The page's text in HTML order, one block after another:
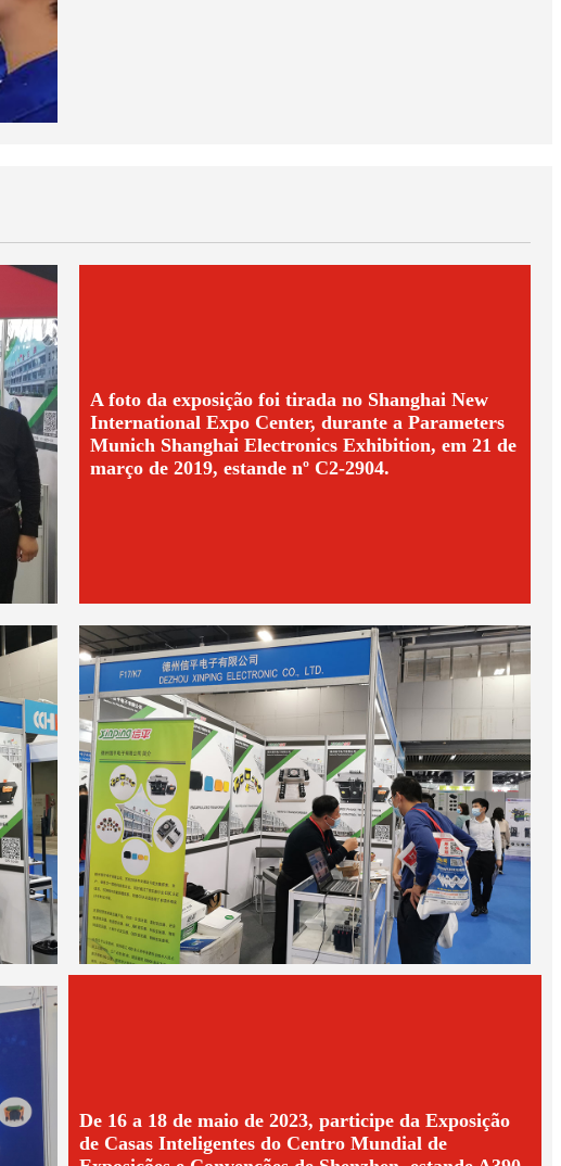
A foto da exposição foi tirada no Shanghai New
International Expo Center, durante a Parameters
Munich Shanghai Electronics Exhibition, em 21 de
março de 2019, estande nº C2-2904.
De 16 a 18 de maio de 2023, participe da Exposição
de Casas Inteligentes do Centro Mundial de